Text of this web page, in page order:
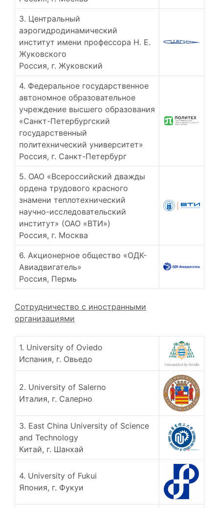
3. Центральный
аэрогидродинамический
институт имени профессора Н. Е.
Жуковского
Россия, г. Жуковский
4. Федеральное государственное
автономное образовательное
учреждение высшего образования
«Санкт-Петербургский
государственный
политехнический университет»
Россия, г. Санкт-Петербург
5. ОАО «Всероссийский дважды
ордена трудового красного
знамени теплотехнический
научно-исследовательский
институт» (ОАО «ВТИ»)
Россия, г. Москва
6. Акционерное общество «ОДК-
Авиадвигатель»
Россия, Пермь
Сотрудничество с иностранными
организациями
1. University of Oviedo
Испания, г. Овьедо
2. University of Salerno
Италия, г. Салерно
3. East China University of Science
and Technology
Китай, г. Шанхай
4. University of Fukui
Япония, г. Фукуи